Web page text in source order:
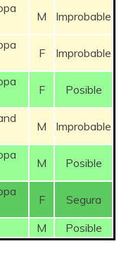
M Improbable
F Improbable
F Posible
M Improbable
M Posible
F
Segura
M Posible